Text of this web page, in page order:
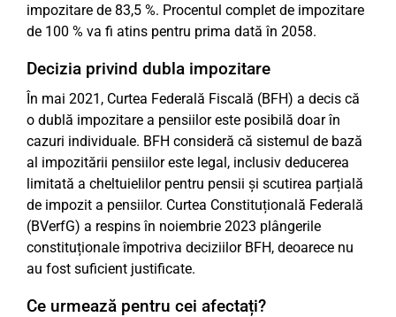
impozitare de 83,5 %. Procentul complet de impozitare
de 100 % va fi atins pentru prima dată în 2058.
Decizia privind dubla impozitare
În mai 2021, Curtea Federală Fiscală (BFH) a decis că
o dublă impozitare a pensiilor este posibilă doar în
cazuri individuale. BFH consideră că sistemul de bază
al impozitării pensiilor este legal, inclusiv deducerea
limitată a cheltuielilor pentru pensii și scutirea parțială
de impozit a pensiilor. Curtea Constituțională Federală
(BVerfG) a respins în noiembrie 2023 plângerile
constituționale împotriva deciziilor BFH, deoarece nu
au fost suficient justificate.
Ce urmează pentru cei afectați?